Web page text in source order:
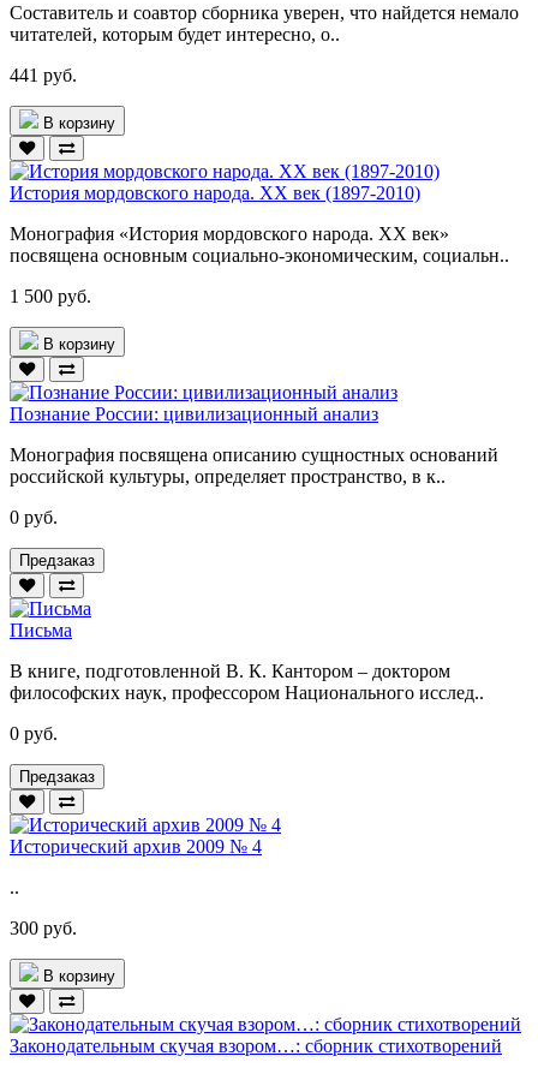
Составитель и соавтор сборника уверен, что найдется немало
читателей, которым будет интересно, о..
441 руб.
В корзину
История мордовского народа. ХХ век (1897-2010)
Монография «История мордовского народа. ХХ век»
посвящена основным социально-экономическим, социальн..
1 500 руб.
В корзину
Познание России: цивилизационный анализ
Монография посвящена описанию сущностных оснований
российской культуры, определяет пространство, в к..
0 руб.
Предзаказ
Письма
В книге, подготовленной В. К. Кантором – доктором
философских наук, профессором Национального исслед..
0 руб.
Предзаказ
Исторический архив 2009 № 4
..
300 руб.
В корзину
Законодательным скучая взором…: сборник стихотворений